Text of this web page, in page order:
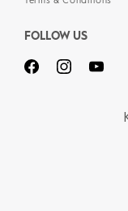
FOLLOW US